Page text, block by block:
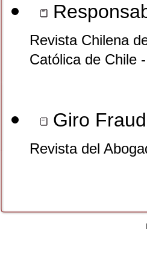
Revista Chilena
Católica de Chile
Giro
Revista del
|